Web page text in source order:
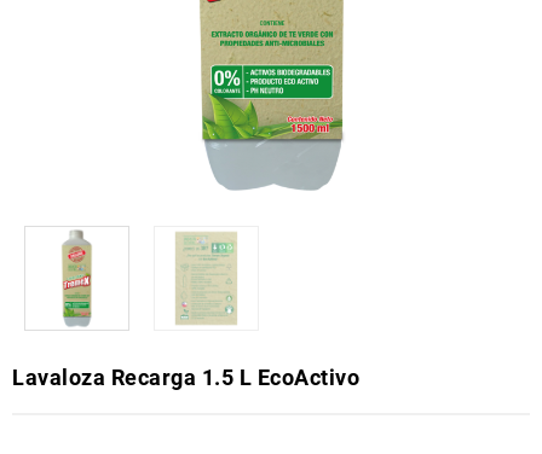
Lavaloza Recarga 1.5 L EcoActivo